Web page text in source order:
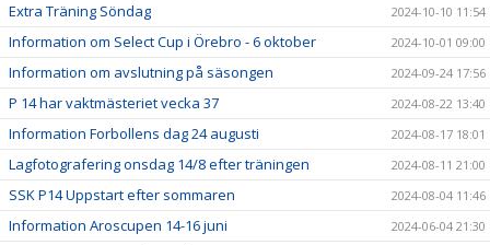
Extra Träning Söndag 2024-10-10 11:54
Information om Select Cup i Örebro - 6 oktober 2024-10-01 09:00
Information om avslutning på säsongen 2024-09-24 17:56
P 14 har vaktmästeriet vecka 37 2024-08-22 13:40
Information Forbollens dag 24 augusti 2024-08-17 18:01
Lagfotografering onsdag 14/8 efter träningen 2024-08-11 21:00
SSK P14 Uppstart efter sommaren 2024-08-04 11:46
Information Aroscupen 14-16 juni 2024-06-04 21:30